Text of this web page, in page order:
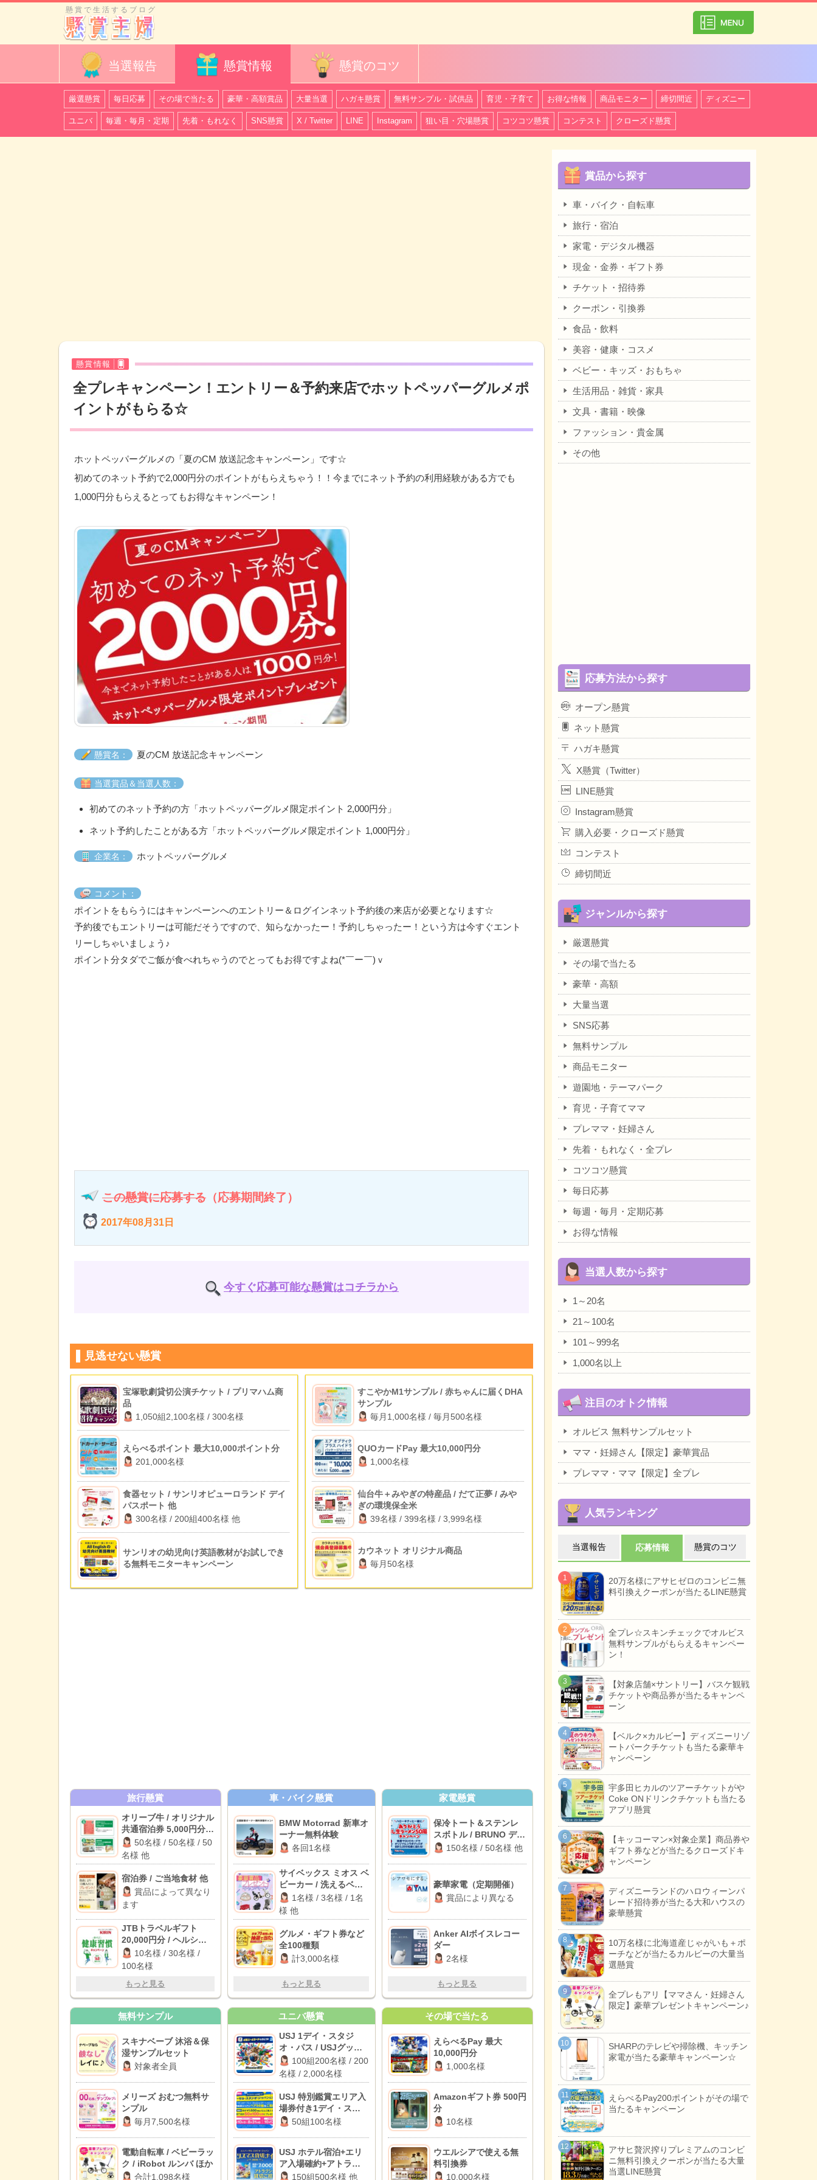
懸賞で生活するブログ
当選報告 懸賞情報 懸賞のコツ
厳選懸賞 毎日応募 その場で当たる 豪華・高額賞品 大量当選 ハガキ懸賞 無料サンプル・試供品 育児・子育て お得な情報 商品モニター 締切間近 ディズニー
ユニバ 毎週・毎月・定期 先着・もれなく SNS懸賞 X / Twitter LINE Instagram 狙い目・穴場懸賞 コツコツ懸賞 コンテスト クローズド懸賞
懸賞情報
全プレキャンペーン！エントリー＆予約来店でホットペッパーグルメポ
イントがもらる☆
ホットペッパーグルメの「夏のCM 放送記念キャンペーン」です☆
初めてのネット予約で2,000円分のポイントがもらえちゃう！！今までにネット予約の利用経験がある方でも
1,000円分もらえるとってもお得なキャンペーン！
懸賞名： 夏のCM 放送記念キャンペーン
当選賞品＆当選人数：
初めてのネット予約の方「ホットペッパーグルメ限定ポイント 2,000円分」
ネット予約したことがある方「ホットペッパーグルメ限定ポイント 1,000円分」
企業名： ホットペッパーグルメ
コメント：
ポイントをもらうにはキャンペーンへのエントリー＆ログインネット予約後の来店が必要となります☆
予約後でもエントリーは可能だそうですので、知らなかったー！予約しちゃったー！という方は今すぐエント
リーしちゃいましょう♪
ポイント分タダでご飯が食べれちゃうのでとってもお得ですよね(*￣ー￣)ｖ
この懸賞に応募する （応募期間終了）
2017年08月31日
今すぐ応募可能な懸賞はコチラから
見逃せない懸賞
宝塚歌劇貸切公演チケット / プリマハム商
品
1,050組2,100名様 / 300名様
えらべるポイント 最大10,000ポイント分
201,000名様
食器セット / サンリオピューロランド デイ
パスポート 他
300名様 / 200組400名様 他
サンリオの幼児向け英語教材がお試しでき
る無料モニターキャンペーン
すこやかM1サンプル / 赤ちゃんに届くDHA
サンプル
毎月1,000名様 / 毎月500名様
QUOカードPay 最大10,000円分
1,000名様
仙台牛＋みやぎの特産品 / だて正夢 / みや
ぎの環境保全米
39名様 / 399名様 / 3,999名様
カウネット オリジナル商品
毎月50名様
旅行懸賞
オリーブ牛 / オリジナル
共通宿泊券 5,000円分 /
ハーゲンダッツ 12個セ
ット 他
50名様 / 50名様 / 50
名様 他
宿泊券 / ご当地食材 他
賞品によって異なり
ます
JTBトラベルギフト
20,000円分 / ヘルシア
うまみ緑茶 1ケース / え
らべるPay 1,000円分
10名様 / 30名様 /
100名様
もっと見る
車・バイク懸賞
BMW Motorrad 新車オ
ーナー無料体験
各回1名様
サイベックス ミオス ベ
ビーカー / 洗えるベビ
ー布団セット / パナソ
ニック 電動自転車 他
1名様 / 3名様 / 1名
様 他
グルメ・ギフト券など
全100種類
計3,000名様
もっと見る
家電懸賞
保冷トート＆ステンレ
スボトル / BRUNO デイ
リー圧力クッカー 他
150名様 / 50名様 他
豪華家電（定期開催）
賞品により異なる
Anker AIボイスレコー
ダー
2名様
もっと見る
無料サンプル
スキナベーブ 沐浴＆保
湿サンプルセット
対象者全員
メリーズ おむつ無料サ
ンプル
毎月7,500名様
電動自転車 / ベビーラッ
ク / iRobot ルンバ ほか
合計1,098名様
ユニバ懸賞
USJ 1デイ・スタジ
オ・パス / USJグッズ /
dポイント 1,000ポイン
ト
100組200名様 / 200
名様 / 2,000名様
USJ 特別鑑賞エリア入
場券付き1デイ・スタジ
オ・パス
50組100名様
USJ ホテル宿泊+エリ
ア入場確約+アトラクシ
ョン貸切 他
150組500名様 他
その場で当たる
えらべるPay 最大
10,000円分
1,000名様
Amazonギフト券 500円
分
10名様
ウエルシアで使える無
料引換券
10,000名様
賞品から探す
車・バイク・自転車
旅行・宿泊
家電・デジタル機器
現金・金券・ギフト券
チケット・招待券
クーポン・引換券
食品・飲料
美容・健康・コスメ
ベビー・キッズ・おもちゃ
生活用品・雑貨・家具
文具・書籍・映像
ファッション・貴金属
その他
応募方法から探す
オープン懸賞
ネット懸賞
ハガキ懸賞
X懸賞（Twitter）
LINE懸賞
Instagram懸賞
購入必要・クローズド懸賞
コンテスト
締切間近
ジャンルから探す
厳選懸賞
その場で当たる
豪華・高額
大量当選
SNS応募
無料サンプル
商品モニター
遊園地・テーマパーク
育児・子育てママ
プレママ・妊婦さん
先着・もれなく・全プレ
コツコツ懸賞
毎日応募
毎週・毎月・定期応募
お得な情報
当選人数から探す
1～20名
21～100名
101～999名
1,000名以上
注目のオトク情報
オルビス 無料サンプルセット
ママ・妊婦さん【限定】豪華賞品
プレママ・ママ【限定】全プレ
人気ランキング
当選報告 応募情報 懸賞のコツ
20万名様にアサヒゼロのコンビニ無
料引換えクーポンが当たるLINE懸賞
全プレ☆スキンチェックでオルビス
無料サンプルがもらえるキャンペー
ン！
【対象店舗×サントリー】バスケ観戦
チケットや商品券が当たるキャンペ
ーン
【ベルク×カルビー】ディズニーリゾ
ートパークチケットも当たる豪華キ
ャンペーン
宇多田ヒカルのツアーチケットがや
Coke ONドリンクチケットも当たる
アプリ懸賞
【キッコーマン×対象企業】商品券や
ギフト券などが当たるクローズドキ
ャンペーン
ディズニーランドのハロウィーンパ
レード招待券が当たる大和ハウスの
豪華懸賞
10万名様に北海道産じゃがいも＋ポ
ーチなどが当たるカルビーの大量当
選懸賞
全プレもアリ【ママさん・妊婦さん
限定】豪華プレゼントキャンペーン♪
SHARPのテレビや掃除機、キッチン
家電が当たる豪華キャンペーン☆
えらべるPay200ポイントがその場で
当たるキャンペーン
アサヒ贅沢搾りプレミアムのコンビ
ニ無料引換えクーポンが当たる大量
当選LINE懸賞